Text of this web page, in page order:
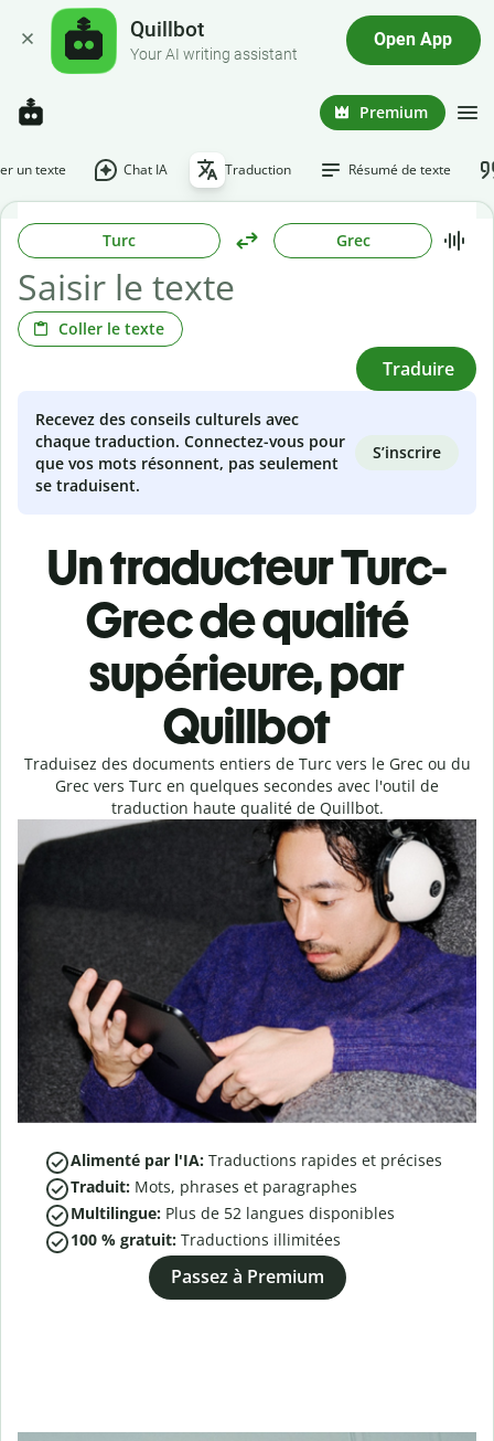
Quillbot
Your AI writing assistant
Open App
Premium
un texte Chat IA Traduction Résumé de texte
Turc Grec
Coller le texte
Traduire
Recevez des conseils culturels avec
chaque traduction. Connectez-vous pour
que vos mots résonnent, pas seulement
se traduisent.
S’inscrire
Un traducteur Turc-
Grec de qualité
supérieure, par
Quillbot
Traduisez des documents entiers de Turc vers le Grec ou du
Grec vers Turc en quelques secondes avec l'outil de
traduction haute qualité de Quillbot.
Alimenté par l'IA: Traductions rapides et précises
Traduit: Mots, phrases et paragraphes
Multilingue: Plus de 52 langues disponibles
100 % gratuit: Traductions illimitées
Passez à Premium